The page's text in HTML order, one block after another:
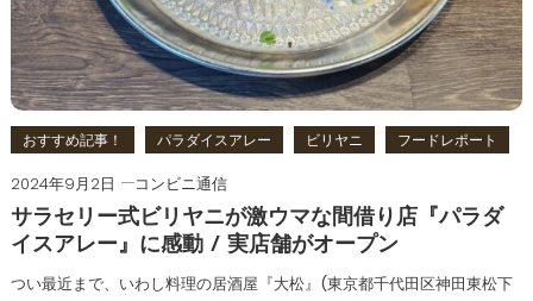
おすすめ記事！ パラダイスアレー ビリヤニ フードレポート
2024年9月2日
コンビニ通信
サラセリー式ビリヤニが激ウマな間借り店『パラダ
イスアレー』に感動 / 実店舗がオープン
つい最近まで、いわし料理の居酒屋『大松』(東京都千代田区神田東松下